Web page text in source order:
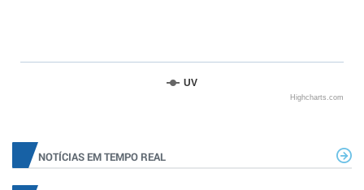
UV
Highcharts.com
NOTÍCIAS EM TEMPO REAL